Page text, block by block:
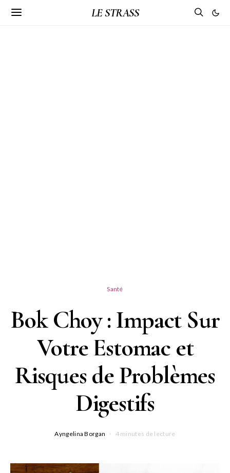
LE STRASS
Santé
Bok Choy : Impact Sur
Votre Estomac et
Risques de Problèmes
Digestifs
Ayngelina Borgan 4 minutes de lecture